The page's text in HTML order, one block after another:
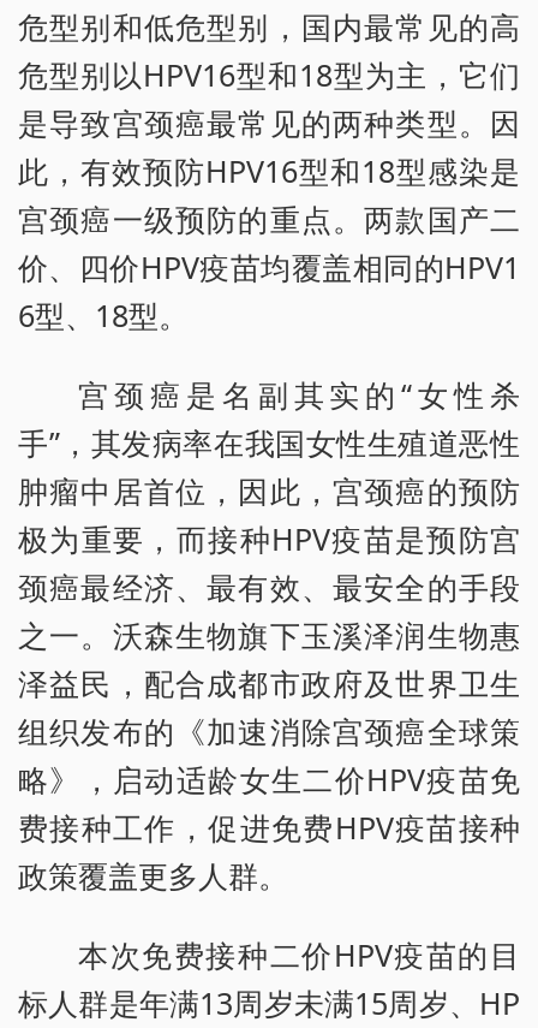
危型别和低危型别，国内最常见的高
危型别以HPV16型和18型为主，它们
是导致宫颈癌最常见的两种类型。因
此，有效预防HPV16型和18型感染是
宫颈癌一级预防的重点。两款国产二
价、四价HPV疫苗均覆盖相同的HPV1
6型、18型。
宫颈癌是名副其实的“女性杀
手”，其发病率在我国女性生殖道恶性
肿瘤中居首位，因此，宫颈癌的预防
极为重要，而接种HPV疫苗是预防宫
颈癌最经济、最有效、最安全的手段
之一。沃森生物旗下玉溪泽润生物惠
泽益民，配合成都市政府及世界卫生
组织发布的《加速消除宫颈癌全球策
略》，启动适龄女生二价HPV疫苗免
费接种工作，促进免费HPV疫苗接种
政策覆盖更多人群。
本次免费接种二价HPV疫苗的目
标人群是年满13周岁未满15周岁、HP